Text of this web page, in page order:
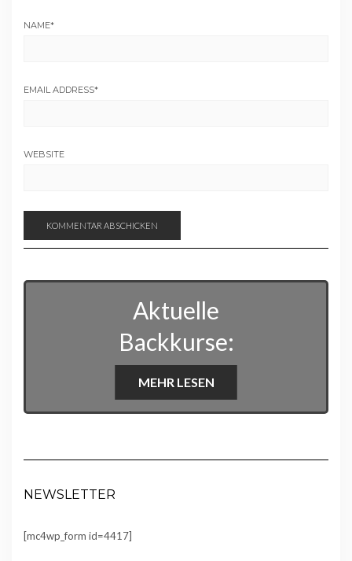
NAME*
EMAIL ADDRESS*
WEBSITE
Aktuelle
Backkurse:
MEHR LESEN
NEWSLETTER
[mc4wp_form id=4417]